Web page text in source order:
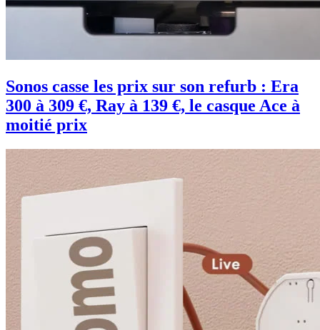
Sonos casse les prix sur son refurb : Era
300 à 309 €, Ray à 139 €, le casque Ace à
moitié prix